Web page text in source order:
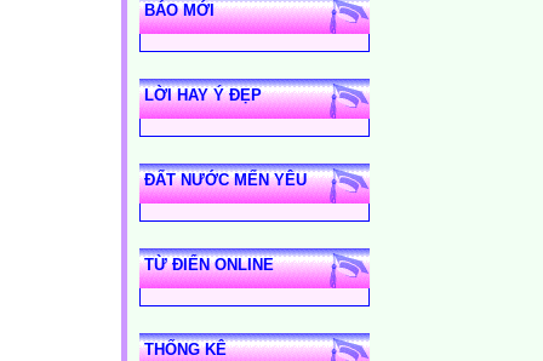
BÁO MỚI
LỜI HAY Ý ĐẸP
ĐẤT NƯỚC MẾN YÊU
TỪ ĐIỂN ONLINE
THỐNG KÊ